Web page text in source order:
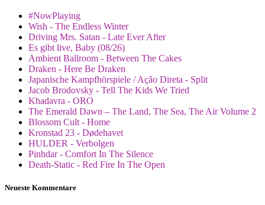
#NowPlaying
Wish - The Endless Winter
Driving Mrs. Satan - Late Ever After
Es gibt live, Baby (08/26)
Ambient Ballroom - Between The Cakes
Draken - Here Be Draken
Japanische Kampfhörspiele / Ação Direta - Split
Jacob Brodovsky - Tell The Kids We Tried
Khadavra - ORO
The Emerald Dawn – The Land, The Sea, The Air Volume 2
Blossom Cult - Home
Kronstad 23 - Dødehavet
HULDER - Verbolgen
Pinhdar - Comfort In The Silence
Death-Static - Red Fire In The Open
Neueste Kommentare